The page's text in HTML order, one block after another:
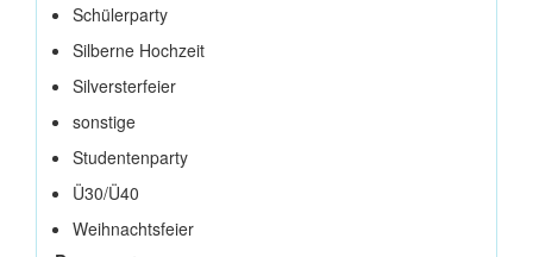
Schülerparty
Silberne Hochzeit
Silversterfeier
sonstige
Studentenparty
Ü30/Ü40
Weihnachtsfeier